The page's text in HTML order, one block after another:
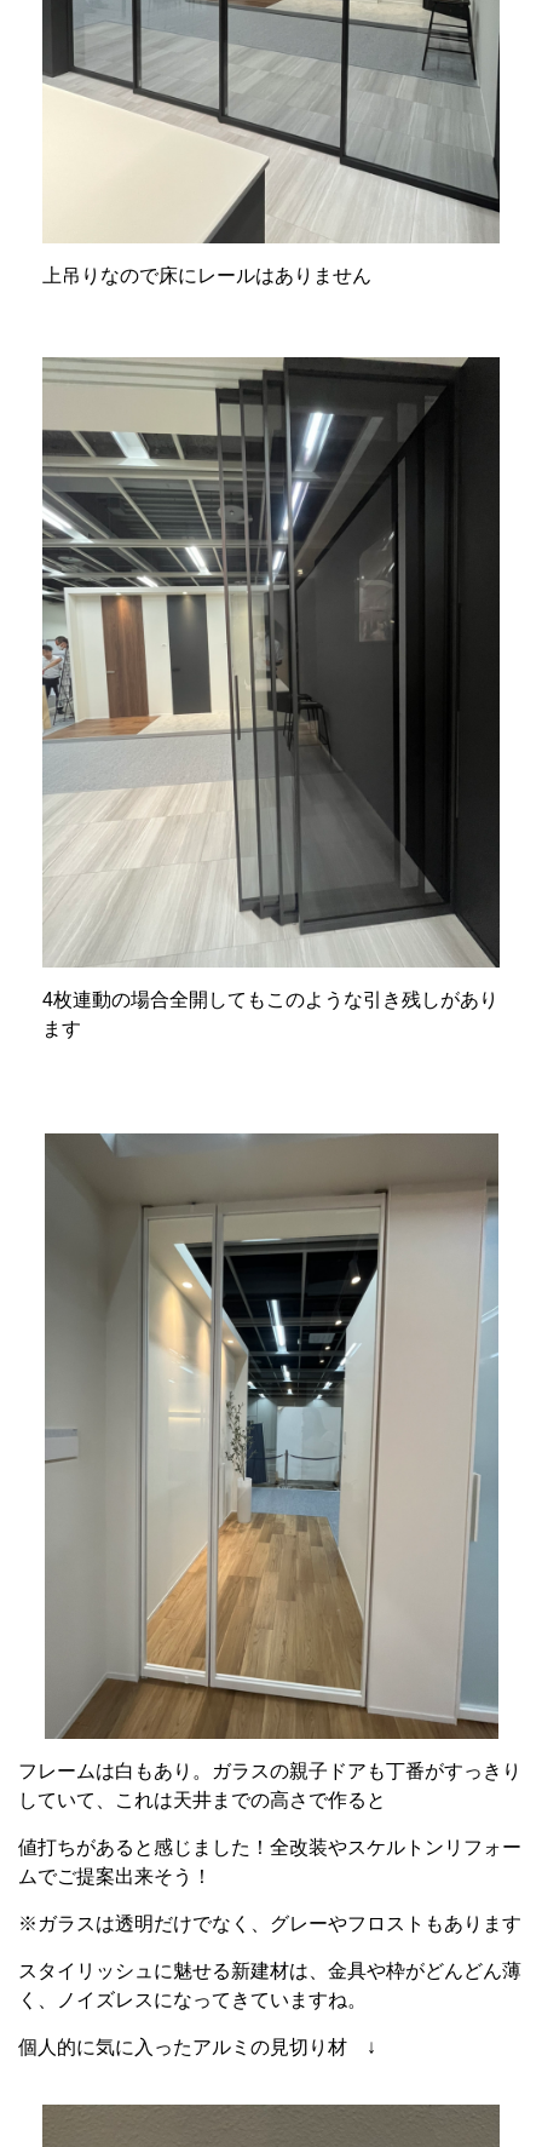
上吊りなので床にレールはありません
4枚連動の場合全開してもこのような引き残しがあり
ます
フレームは白もあり。ガラスの親子ドアも丁番がすっきり
していて、これは天井までの高さで作ると
値打ちがあると感じました！全改装やスケルトンリフォー
ムでご提案出来そう！
※ガラスは透明だけでなく、グレーやフロストもあります
スタイリッシュに魅せる新建材は、金具や枠がどんどん薄
く、ノイズレスになってきていますね。
個人的に気に入ったアルミの見切り材 ↓